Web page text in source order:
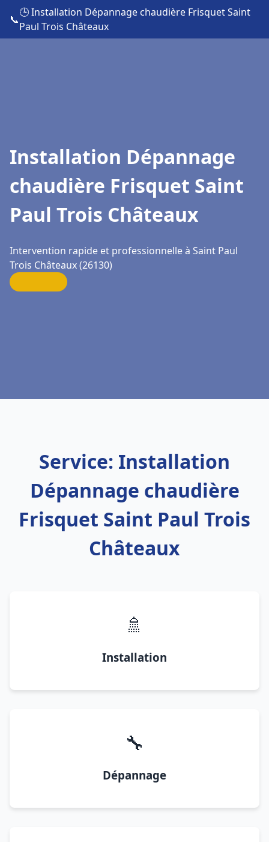
📞
🕒 Installation Dépannage chaudière Frisquet Saint
Paul Trois Châteaux
Installation Dépannage
chaudière Frisquet Saint
Paul Trois Châteaux
Intervention rapide et professionnelle à Saint Paul
Trois Châteaux (26130)
Service: Installation
Dépannage chaudière
Frisquet Saint Paul Trois
Châteaux
🚿
Installation
🔧
Dépannage